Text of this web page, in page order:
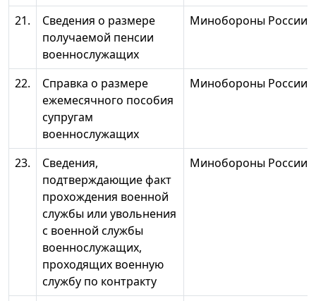
21.
Сведения о размере
получаемой пенсии
военнослужащих
Минобороны России
22.
Справка о размере
ежемесячного пособия
супругам
военнослужащих
Минобороны России*
23.
Сведения,
подтверждающие факт
прохождения военной
службы или увольнения
с военной службы
военнослужащих,
проходящих военную
службу по контракту
Минобороны России